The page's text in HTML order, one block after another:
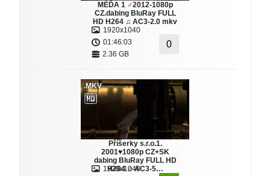
MÉĎA 1 ♂2012-1080p
CZ.dabing BluRay FULL
HD H264 ♫ AC3-2.0 mkv
1920x1040
01:46:03
2.36 GB
0
.MKV
Příšerky s.r.o.1.
2001♥1080p CZ+SK
dabing BluRay FULL HD
H264 ♫ AC3-5…
1920x1040